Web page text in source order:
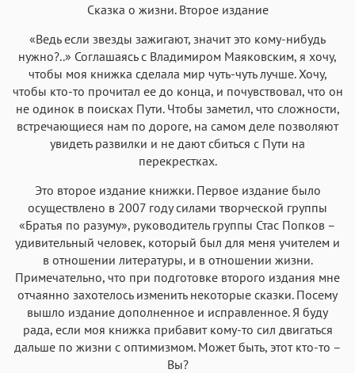
Аа
Roboto Garamond Fira Sans
Аа
Times
Аа
Iowan
Аа
San Francisco Аа
SF Serif Аа
New York
Аа
Helvetica Neue
Аа
Arial Аа
Georgia
Аа
Times New Roman
Аа
Courier Courier New
Аа
Menlo
Аа
SF Mono
Сказка о жизни. Второе издание
«Ведь если звезды зажигают, значит это кому-нибудь
нужно?..» Соглашаясь с Владимиром Маяковским, я хочу,
чтобы моя книжка сделала мир чуть-чуть лучше. Хочу,
чтобы кто-то прочитал ее до конца, и почувствовал, что он
не одинок в поисках Пути. Чтобы заметил, что сложности,
встречающиеся нам по дороге, на самом деле позволяют
увидеть развилки и не дают сбиться с Пути на
перекрестках.
Это второе издание книжки. Первое издание было
осуществлено в 2007 году силами творческой группы
«Братья по разуму», руководитель группы Стас Попков –
удивительный человек, который был для меня учителем и
в отношении литературы, и в отношении жизни.
Примечательно, что при подготовке второго издания мне
отчаянно захотелось изменить некоторые сказки. Посему
вышло издание дополненное и исправленное. Я буду
рада, если моя книжка прибавит кому-то сил двигаться
дальше по жизни с оптимизмом. Может быть, этот кто-то –
Вы?